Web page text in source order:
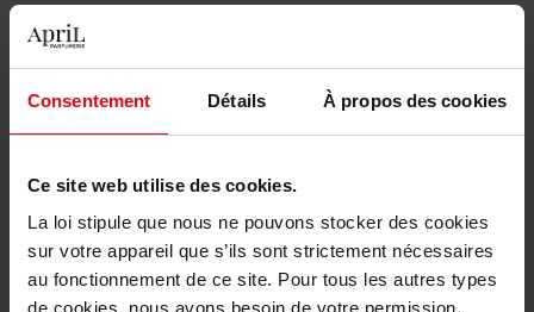
Consentement Détails À propos des cookies
Ce site web utilise des cookies.
La loi stipule que nous ne pouvons stocker des cookies
sur votre appareil que s’ils sont strictement nécessaires
au fonctionnement de ce site. Pour tous les autres types
de cookies, nous avons besoin de votre permission.
Voir la fiche Voir la fiche